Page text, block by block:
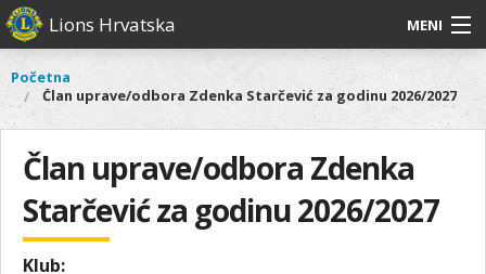
Skoči
na
sadržaj
Lions Hrvatska MENI
O nama
Lions Distrikt 126
Naši projekti
Aktivnosti
Glavni
izbornik
O
nama
Lions
Distrikt
126
Naši
projekti
Aktivnosti
Vi
ste
ovdje
Početna
Član uprave/odbora Zdenka Starčević za godinu 2026/2027
Član uprave/odbora Zdenka
Starčević za godinu 2026/2027
Klub: